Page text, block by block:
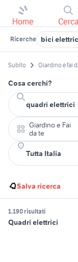
Home Cerca
Ricerche bici
Subito Giardino e fai
Cosa cerchi?
Giardino e Fai
da te
Salva ricerca
1.190 risultati
Quadri elettrici